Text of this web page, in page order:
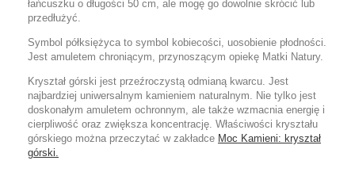
łańcuszku o długości 50 cm, ale mogę go dowolnie skrócić lub
przedłużyć.
Symbol półksiężyca to symbol kobiecości, uosobienie płodności.
Jest amuletem chroniącym, przynoszącym opiekę Matki Natury.
Kryształ górski jest przeźroczystą odmianą kwarcu. Jest
najbardziej uniwersalnym kamieniem naturalnym. Nie tylko jest
doskonałym amuletem ochronnym, ale także wzmacnia energię i
cierpliwość oraz zwiększa koncentrację. Właściwości kryształu
górskiego można przeczytać w zakładce Moc Kamieni: kryształ
górski.